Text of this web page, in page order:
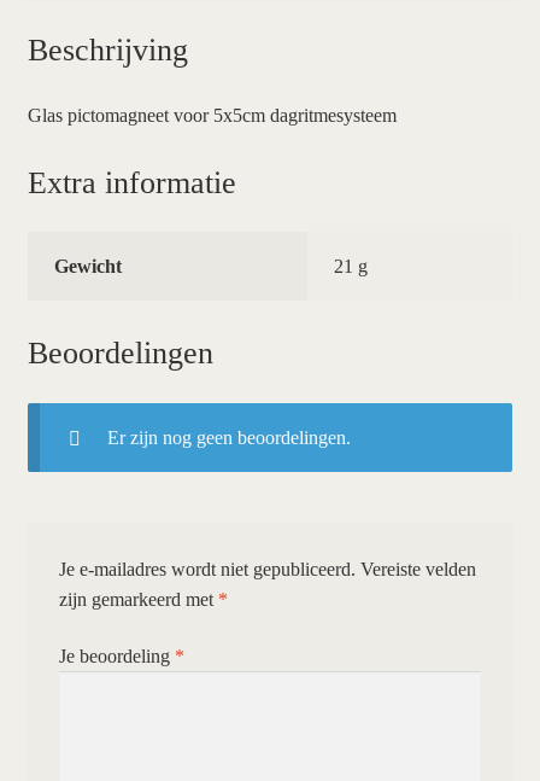
Beschrijving
Glas pictomagneet voor 5x5cm dagritmesysteem
Extra informatie
Gewicht 21 g
Beoordelingen
Er zijn nog geen beoordelingen.
Je e-mailadres wordt niet gepubliceerd. Vereiste velden
zijn gemarkeerd met *
Je beoordeling *